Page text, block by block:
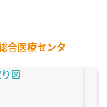
合医療センタ